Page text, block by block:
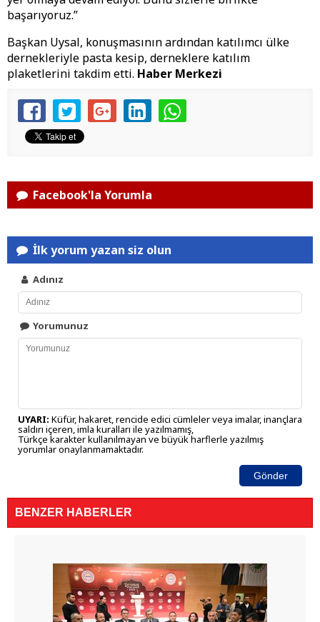
başarıyoruz.”
Başkan Uysal, konuşmasının ardından katılımcı ülke
dernekleriyle pasta kesip, derneklere katılım
plaketlerini takdim etti. Haber Merkezi
Facebook'la Yorumla
İlk yorum yazan siz olun
Adınız
Yorumunuz
UYARI: Küfür, hakaret, rencide edici cümleler veya imalar, inançlara
saldırı içeren, imla kuralları ile yazılmamış,
Türkçe karakter kullanılmayan ve büyük harflerle yazılmış
yorumlar onaylanmamaktadır.
Gönder
BENZER HABERLER